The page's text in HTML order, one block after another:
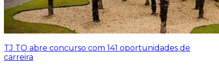
TJ TO abre concurso com 141 oportunidades de
carreira